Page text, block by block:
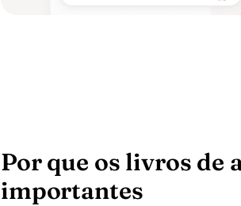
Por que os livros de
importantes